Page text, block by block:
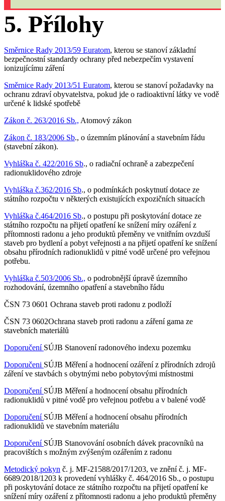
5. Přílohy
Směrnice Rady 2013/59 Euratom, kterou se stanoví základní
bezpečnostní standardy ochrany před nebezpečím vystavení
ionizujícímu záření
Směrnice Rady 2013/51 Euratom, kterou se stanoví požadavky na
ochranu zdraví obyvatelstva, pokud jde o radioaktivní látky ve vodě
určené k lidské spotřebě
Zákon č. 263/2016 Sb., Atomový zákon
Zákon č. 183/2006 Sb., o územním plánování a stavebním řádu
(stavební zákon).
Vyhláška č. 422/2016 Sb., o radiační ochraně a zabezpečení
radionuklidového zdroje
Vyhláška č.362/2016 Sb., o podmínkách poskytnutí dotace ze
státního rozpočtu v některých existujících expozičních situacích
Vyhláška č.464/2016 Sb., o postupu při poskytování dotace ze
státního rozpočtu na přijetí opatření ke snížení míry ozáření z
přítomnosti radonu a jeho produktů přeměny ve vnitřním ovzduší
staveb pro bydlení a pobyt veřejnosti a na přijetí opatření ke snížení
obsahu přírodních radionuklidů v pitné vodě určené pro veřejnou
potřebu.
Vyhláška č.503/2006 Sb., o podrobnější úpravě územního
rozhodování, územního opatření a stavebního řádu
ČSN 73 0601 Ochrana staveb proti radonu z podloží
ČSN 73 0602Ochrana staveb proti radonu a záření gama ze
stavebních materiálů
Doporučení SÚJB Stanovení radonového indexu pozemku
Doporučeni SÚJB Měření a hodnocení ozáření z přírodních zdrojů
záření ve stavbách s obytnými nebo pobytovými místnostmi
Doporučení SÚJB Měření a hodnocení obsahu přírodních
radionuklidů v pitné vodě pro veřejnou potřebu a v balené vodě
Doporučení SÚJB Měření a hodnocení obsahu přírodních
radionuklidů ve stavebním materiálu
Doporučení SÚJB Stanovování osobních dávek pracovníků na
pracovištích s možným zvýšeným ozářením z radonu
Metodický pokyn č. j. MF-21588/2017/1203, ve znění č. j. MF-
6689/2018/1203 k provedení vyhlášky č. 464/2016 Sb., o postupu
při poskytování dotace ze státního rozpočtu na přijetí opatření ke
snížení míry ozáření z přítomnosti radonu a jeho produktů přeměny